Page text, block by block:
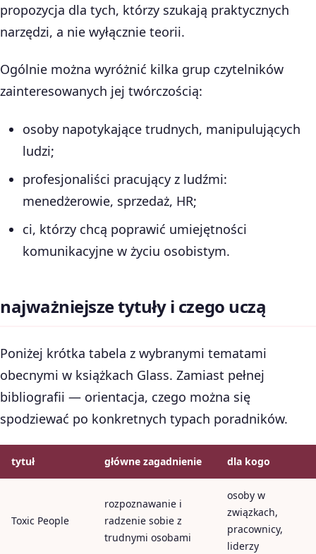
propozycja dla tych, którzy szukają praktycznych
narzędzi, a nie wyłącznie teorii.
Ogólnie można wyróżnić kilka grup czytelników
zainteresowanych jej twórczością:
osoby napotykające trudnych, manipulujących
ludzi;
profesjonaliści pracujący z ludźmi:
menedżerowie, sprzedaż, HR;
ci, którzy chcą poprawić umiejętności
komunikacyjne w życiu osobistym.
najważniejsze tytuły i czego uczą
Poniżej krótka tabela z wybranymi tematami
obecnymi w książkach Glass. Zamiast pełnej
bibliografii — orientacja, czego można się
spodziewać po konkretnych typach poradników.
tytuł główne zagadnienie dla kogo
Toxic People
rozpoznawanie i
radzenie sobie z
trudnymi osobami
osoby w
związkach,
pracownicy,
liderzy